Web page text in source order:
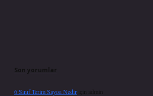
Son yorumlar
6 Sınıf Terim Sayısı Nedir için
admin